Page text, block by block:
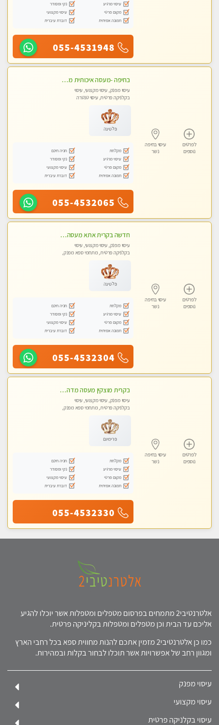
עיסוי מרגיע
נקי ומסודר
מקום פרטי
עיסוי מקצועי
תמונה אמיתית
דוברת עיברית
055-4531948
לפרטים
נוספים
עיסוי בחיפה
נשר
בחיפה -מעסה איכותית מקצועית ומפנקת. פרטי לחלוטין!!
עיסוי מפנק, עיסוי מקצועי, עיסוי
בקלניקה פרטית, עיסוי טנטרה
פלטינה
מקלחת
חניה חינם
עיסוי מרגיע
נקי ומסודר
מקום פרטי
עיסוי מקצועי
תמונה אמיתית
דוברת עיברית
055-4532065
לפרטים
נוספים
עיסוי בחיפה
נשר
חדשה בקרית אתא מעסה איכותית מקצועית ומפנקת. ללא מין
עיסוי מפנק, עיסוי מקצועי, עיסוי
בקלניקה פרטית, מתחמי ספא מפנק,
פלטינה
מקלחת
חניה חינם
עיסוי מרגיע
נקי ומסודר
מקום פרטי
עיסוי מקצועי
תמונה אמיתית
דוברת עיברית
055-4532304
לפרטים
נוספים
עיסוי בחיפה
נשר
בקרית מוצקין מעסה מדהימה- כל סוגי העיסויים מעסה מקצועית ואיכותית פרטי!!! לחוויה בלתי נשכחת!!
עיסוי מפנק, עיסוי מקצועי, עיסוי
בקלניקה פרטית, מתחמי ספא מפנק,
פרימיום
מקלחת
חניה חינם
עיסוי מרגיע
נקי ומסודר
מקום פרטי
עיסוי מקצועי
תמונה אמיתית
דוברת עיברית
055-4532330
אלטרנטיבי2 מתמחים בפרסום מטפלים ומטפלות אשר יוכלו להגיע
אליכם עד הבית וכן מטפלים ומטפלות בקליניקה פרטית.
כמו כן אלטרנטיבי2 מזמין אתכם להנות מחווית ספא בכל רחבי הארץ
ומגוון רחב של אפשרויות אשר תוכלו לבחור בקלות ובמהירות.
עיסוי מפנק
עיסוי מקצועי
עיסוי בקלניקה פרטית